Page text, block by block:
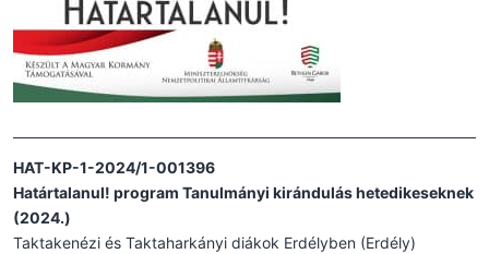
HAT-KP-1-2024/1-001396
Határtalanul! program Tanulmányi kirándulás hetedikeseknek
(2024.)
Taktakenézi és Taktaharkányi diákok Erdélyben (Erdély)